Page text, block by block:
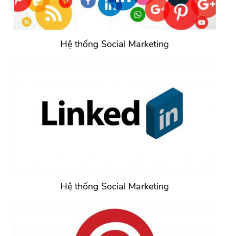
Hệ thống Social Marketing
Hệ thống Social Marketing